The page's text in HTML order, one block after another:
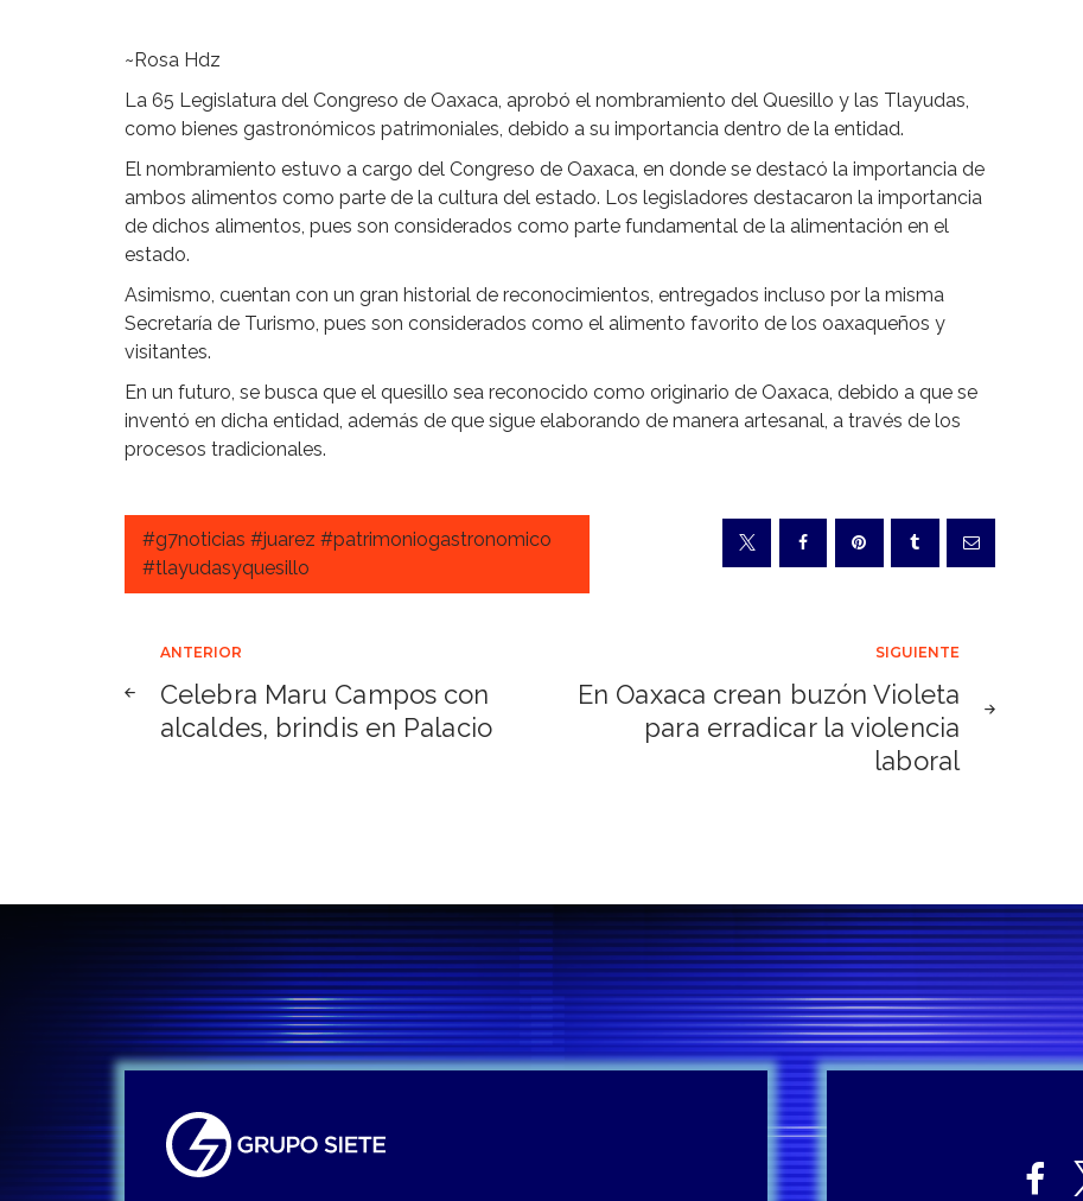
~Rosa Hdz
La 65 Legislatura del Congreso de Oaxaca, aprobó el nombramiento del Quesillo y las Tlayudas,
como bienes gastronómicos patrimoniales, debido a su importancia dentro de la entidad.
El nombramiento estuvo a cargo del Congreso de Oaxaca, en donde se destacó la importancia de
ambos alimentos como parte de la cultura del estado. Los legisladores destacaron la importancia
de dichos alimentos, pues son considerados como parte fundamental de la alimentación en el
estado.
Asimismo, cuentan con un gran historial de reconocimientos, entregados incluso por la misma
Secretaría de Turismo, pues son considerados como el alimento favorito de los oaxaqueños y
visitantes.
En un futuro, se busca que el quesillo sea reconocido como originario de Oaxaca, debido a que se
inventó en dicha entidad, además de que sigue elaborando de manera artesanal, a través de los
procesos tradicionales.
#g7noticias #juarez #patrimoniogastronomico
#tlayudasyquesillo
Navegación
de
ANTERIOR
Celebra Maru Campos con
alcaldes, brindis en Palacio
SIGUIENTE
En Oaxaca crean buzón Violeta
para erradicar la violencia
laboral